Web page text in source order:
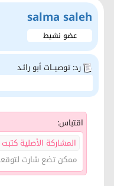
salma saleh
عضو نشيط
رد: توصيــات أبو رائـد
اقتباس:
المشاركة الأصلية
ممكن تضع شارت